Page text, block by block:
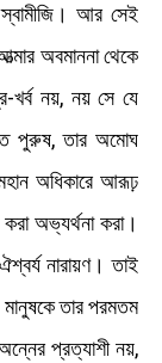
আর সেই
অবমাননা থেকে
খর্ব নয়, নয় সে যে
পুরুষ, তার অমােঘ
অধিকারে আরূঢ়
অভ্যর্থনা করা।
নারায়ণ। তাই
মানুষকে তার পরমতম
প্রত্যাশী নয়,